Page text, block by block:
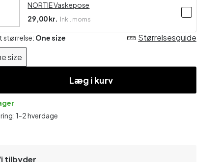
NORTIE Vaskepose
29,00 kr.
Inkl. moms
størrelse: One size
size
Størrelsesguide
Læg i kurv
1-2 hverdage
tilbyder